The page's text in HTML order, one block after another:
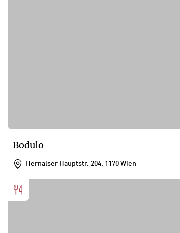
Bodulo
Hernalser Hauptstr. 204, 1170 Wien